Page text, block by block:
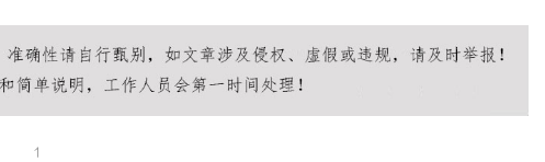
1